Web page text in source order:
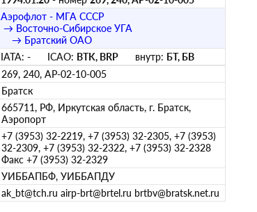
Аэрофлот - МГА СССР
→ Восточно-Сибирское УГА
→ Братский ОАО
IATA: - ICAO: BTK, BRP внутр: БТ, БВ
269, 240, АР-02-10-005
Братск
665711, РФ, Иркутская область, г. Братск,
Аэропорт
+7 (3953) 32-2219, +7 (3953) 32-2305, +7 (3953)
32-2309, +7 (3953) 32-2322, +7 (3953) 32-2328
Факс +7 (3953) 32-2329
УИББАПБФ, УИББАПДУ
ak_bt@tch.ru airp-brt@brtel.ru brtbv@bratsk.net.ru